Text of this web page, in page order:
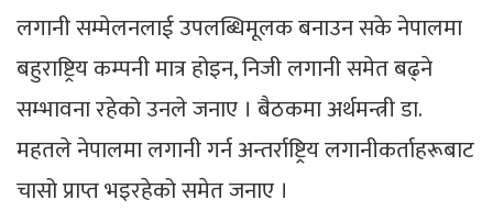
लगानी सम्मेलनलाई उपलब्धिमूलक बनाउन सके नेपालमा
बहुराष्ट्रिय कम्पनी मात्र होइन, निजी लगानी समेत बढ्ने
सम्भावना रहेको उनले जनाए । बैठकमा अर्थमन्त्री डा.
महतले नेपालमा लगानी गर्न अन्तर्राष्ट्रिय लगानीकर्ताहरूबाट
चासो प्राप्त भइरहेको समेत जनाए ।